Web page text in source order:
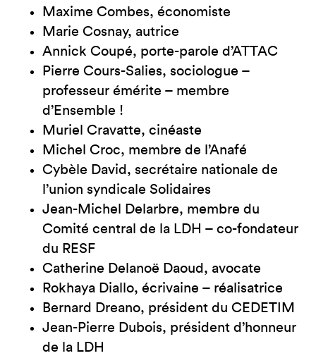
Maxime Combes, économiste
Marie Cosnay, autrice
Annick Coupé, porte-parole d’ATTAC
Pierre Cours-Salies, sociologue –
professeur émérite – membre
d’Ensemble !
Muriel Cravatte, cinéaste
Michel Croc, membre de l’Anafé
Cybèle David, secrétaire nationale de
l’union syndicale Solidaires
Jean-Michel Delarbre, membre du
Comité central de la LDH – co-fondateur
du RESF
Catherine Delanoë Daoud, avocate
Rokhaya Diallo, écrivaine – réalisatrice
Bernard Dreano, président du CEDETIM
Jean-Pierre Dubois, président d’honneur
de la LDH